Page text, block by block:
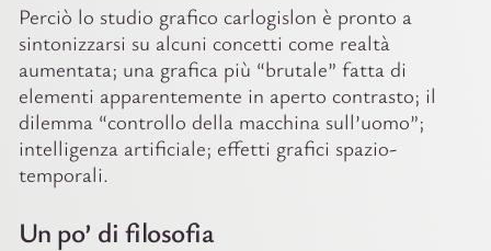
Perciò lo studio grafico carlogislon è pronto a
sintonizzarsi su alcuni concetti come realtà
aumentata; una grafica più “brutale” fatta di
elementi apparentemente in aperto contrasto; il
dilemma “controllo della macchina sull’uomo”;
intelligenza artificiale; effetti grafici spazio-
temporali.
Un po’ di filosofia